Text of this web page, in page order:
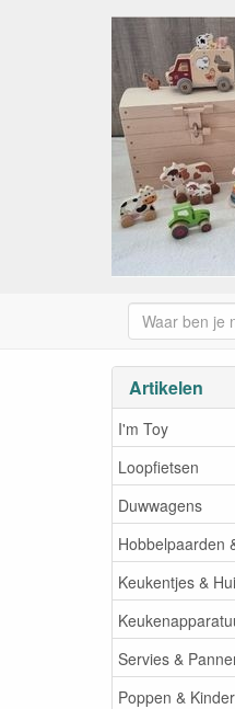
Artikelen
I'm Toy
Loopfietsen
Duwwagens
Hobbelpaarden
Keukentjes &
Servies &
Poppen &